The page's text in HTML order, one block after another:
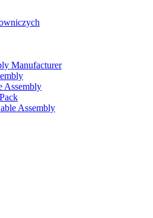
Manufacturer
Assembly
Assembly